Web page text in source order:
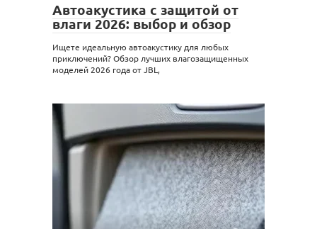
Автоакустика с защитой от
влаги 2026: выбор и обзор
Ищете идеальную автоакустику для любых
приключений? Обзор лучших влагозащищенных
моделей 2026 года от JBL,